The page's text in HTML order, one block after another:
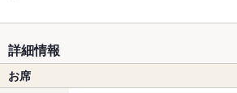
詳細情報
お席